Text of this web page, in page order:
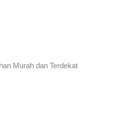
Murah dan Terdekat